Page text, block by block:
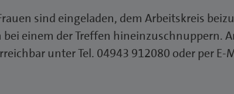
sind eingeladen, dem Arbeitskreis
einem der Treffen hineinzuschnuppern.
unter Tel. 04943 912080 oder per